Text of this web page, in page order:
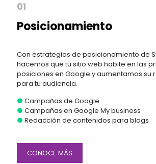
01
Posicionamiento
Con estrategias de posicionamiento de
hacemos que tu sitio web habite en las
posiciones en Google y aumentamos su
para tu audiencia.
● Campañas de Google
● Campañas en Google My business
● Redacción de contenidos para blogs
CONOCE MÁS